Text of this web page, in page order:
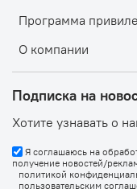
Программа
О компании
Подписка на
Хотите узнавать о
Я соглашаюсь на
получение новостей/
политикой
пользовательским